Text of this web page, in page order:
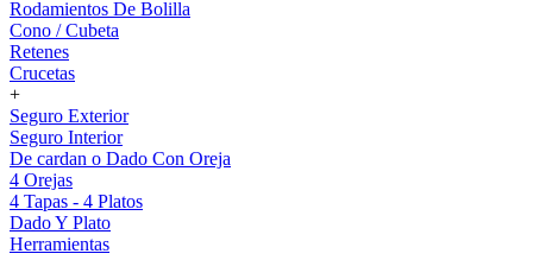
Rodamientos De Bolilla
Cono / Cubeta
Retenes
Crucetas
+
Seguro Exterior
Seguro Interior
De cardan o Dado Con Oreja
4 Orejas
4 Tapas - 4 Platos
Dado Y Plato
Herramientas